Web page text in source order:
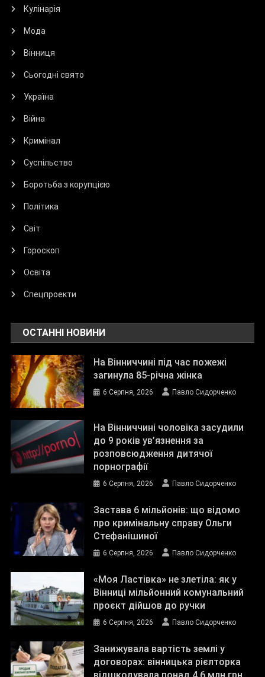
Кулінарія
Мода
Вінниця
Сьогодні свято
Україна
Війна
Кримінал
Суспільство
Боротьба з корупцією
Політика
Світ
Гороскоп
Освіта
Спецпроекти
ОСТАННІ НОВИНИ
На Вінниччині під час пожежі
загинула 85-річна жінка
6 Серпня, 2026 Павло Сидорченко
На Вінниччині чоловіка засудили
до 9 років ув’язнення за
розповсюдження дитячої
порнографії
6 Серпня, 2026 Павло Сидорченко
Застава 6 мільйонів: що відомо
про кримінальну справу Ольги
Стефанішиної
6 Серпня, 2026 Павло Сидорченко
«Моя Ластівка» не злетіла: як у
Вінниці мільйонний комунальний
проєкт дійшов до ручки
6 Серпня, 2026 Павло Сидорченко
Занижувала вартість землі у
договорах: вінницька рієлторка
відшкодувала понад 4,6 млн грн